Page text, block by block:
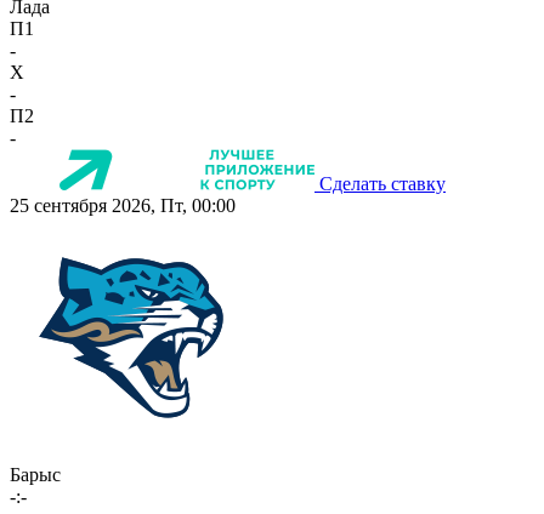
Лада
П1
-
X
-
П2
-
Сделать ставку
25 сентября 2026, Пт, 00:00
Барыс
-:-